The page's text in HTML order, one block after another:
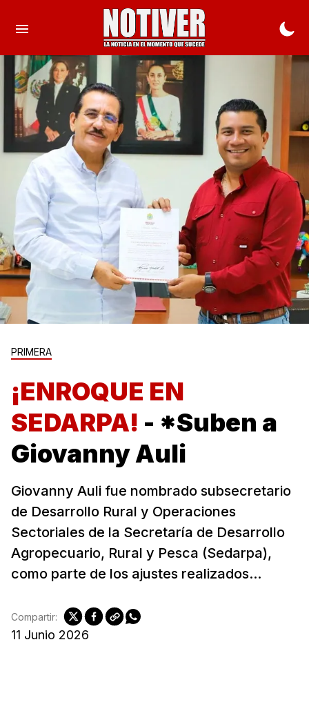
PRIMERA
¡ENROQUE EN
SEDARPA! - *Suben a
Giovanny Auli
Giovanny Auli fue nombrado subsecretario
de Desarrollo Rural y Operaciones
Sectoriales de la Secretaría de Desarrollo
Agropecuario, Rural y Pesca (Sedarpa),
como parte de los ajustes realizados...
11 Junio 2026
Compartir: